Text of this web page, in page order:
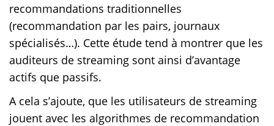
recommandations traditionnelles
(recommandation par les pairs, journaux
spécialisés…). Cette étude tend à montrer que les
auditeurs de streaming sont ainsi d’avantage
actifs que passifs.
A cela s’ajoute, que les utilisateurs de streaming
jouent avec les algorithmes de recommandation